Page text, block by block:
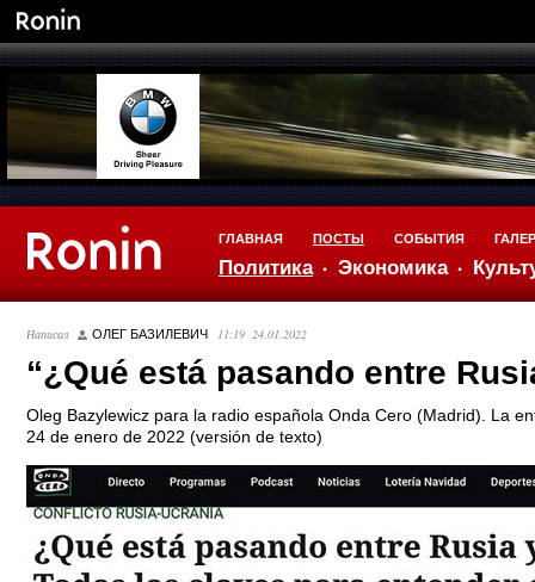
ГЛАВНАЯ
Политика Экономика
ПОСТЫ СОБЫТИЯ
Написал ОЛЕГ БАЗИЛЕВИЧ 11:19 24.01.2022
“¿Qué está pasando entre
Oleg Bazylewicz para la radio española Onda Cero (Madrid). La
24 de enero de 2022 (versión de texto)